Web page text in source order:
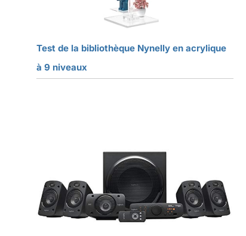
Test de la bibliothèque Nynelly en acrylique
à 9 niveaux